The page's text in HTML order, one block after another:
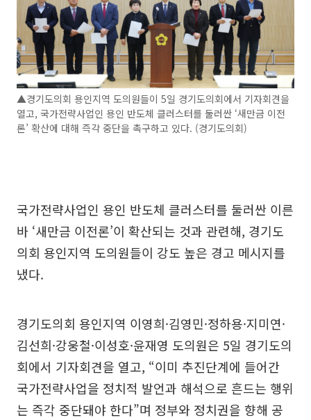
▲경기도의회 용인지역 도의원들이 5일 경기도의회에서 기자회견을
열고, 국가전략사업인 용인 반도체 클러스터를 둘러싼 ‘새만금 이전
론’ 확산에 대해 즉각 중단을 촉구하고 있다. (경기도의회)
국가전략사업인 용인 반도체 클러스터를 둘러싼 이른
바 ‘새만금 이전론’이 확산되는 것과 관련해, 경기도
의회 용인지역 도의원들이 강도 높은 경고 메시지를
냈다.
경기도의회 용인지역 이영희·김영민·정하용·지미연·
김선희·강웅철·이성호·윤재영 도의원은 5일 경기도의
회에서 기자회견을 열고, “이미 추진단계에 들어간
국가전략사업을 정치적 발언과 해석으로 흔드는 행위
는 즉각 중단돼야 한다”며 정부와 정치권을 향해 공